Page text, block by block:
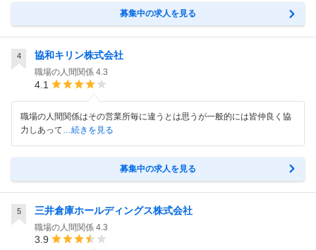
募集中の求人を見る
4 協和キリン株式会社
職場の人間関係 4.3
4.1
職場の人間関係はその営業所毎に違うとは思うが一般的には皆仲良く協
力しあって …続きを見る
募集中の求人を見る
5 三井倉庫ホールディングス株式会社
職場の人間関係 4.3
3.9